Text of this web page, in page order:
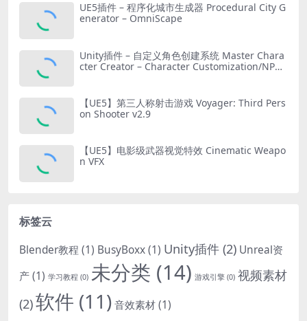
UE5插件 – 程序化城市生成器 Procedural City G
enerator – OmniScape
Unity插件 – 自定义角色创建系统 Master Chara
cter Creator – Character Customization/NPC
【UE5】第三人称射击游戏 Voyager: Third Pers
on Shooter v2.9
【UE5】电影级武器视觉特效 Cinematic Weapo
n VFX
标签云
Blender教程 (1) BusyBoxx(1) Unity插件 (2) Unreal资
产(1) 学习教程 (0) 未分类 (14) 游戏引擎 (0) 视频素材
(2)软件 (11)音效素材(1)